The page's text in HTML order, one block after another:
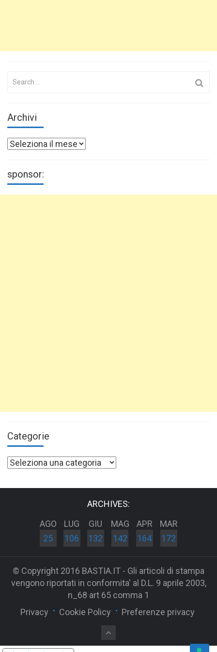
Search
Archivi
Archivi
sponsor:
Categorie
Categorie
ARCHIVES:
AGO
25
LUG
106
GIU
132
MAG
142
APR
164
MAR
172
© Copyright 2016 BASTIA.IT - Gli articoli di stampa
vengono riportati in conformita' al D.L. 9 aprile 2003,
n_68 art 65 comma 1
Privacy
Cookie Policy Preferenze privacy